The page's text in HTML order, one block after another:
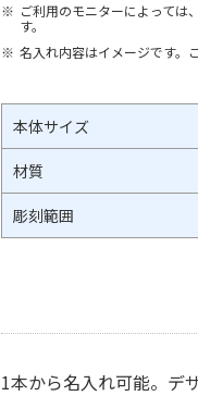
ご利用のモニターによっては
す。
名入れ内容はイメージです。
本体サイズ
材質
彫刻範囲
【短納期】パ
品仕様
1本から名入れ可能。デ